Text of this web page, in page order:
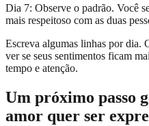
Dia 7: Observe o padrão. Você
mais respeitoso com as duas
Escreva algumas linhas por dia.
ver se seus sentimentos ficam
tempo e atenção.
Um próximo passo
amor quer ser